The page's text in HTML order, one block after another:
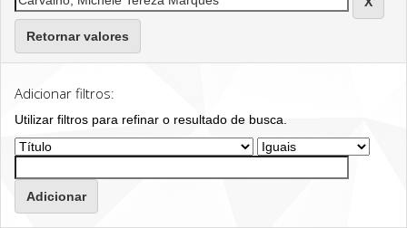
Retornar valores
Adicionar filtros:
Utilizar filtros para refinar o resultado de busca.